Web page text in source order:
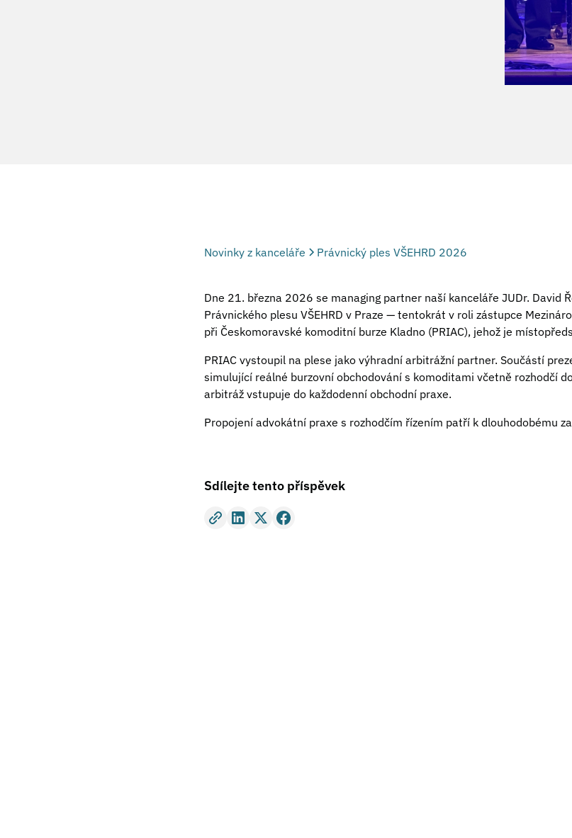
Novinky z kanceláře Právnický ples VŠEHRD 2026
Dne 21. března 2026 se managing partner naší kanceláře JUDr. David
Právnického plesu VŠEHRD v Praze — tentokrát v roli zástupce
při Českomoravské komoditní burze Kladno (PRIAC), jehož je
PRIAC vystoupil na plese jako výhradní arbitrážní partner. Součástí
simulující reálné burzovní obchodování s komoditami včetně rozhodčí
arbitráž vstupuje do každodenní obchodní praxe.
Propojení advokátní praxe s rozhodčím řízením patří k dlouhodobému
Sdílejte tento příspěvek